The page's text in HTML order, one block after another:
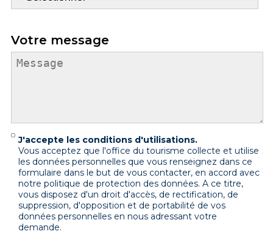
Profil du groupe
Votre message
J'accepte les conditions d'utilisations.
Vous acceptez que l'office du tourisme collecte et utilise
les données personnelles que vous renseignez dans ce
formulaire dans le but de vous contacter, en accord avec
notre politique de protection des données. A ce titre,
vous disposez d'un droit d'accès, de rectification, de
suppression, d'opposition et de portabilité de vos
données personnelles en nous adressant votre
demande.